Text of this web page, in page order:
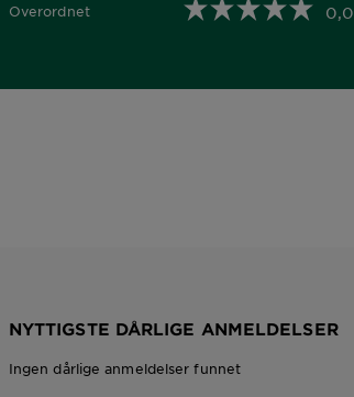
Overordnet
0,0 out of 5 stars 0,0
NYTTIGSTE DÅRLIGE ANMELDELSER
Ingen dårlige anmeldelser funnet